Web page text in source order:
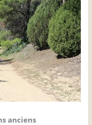
anciens